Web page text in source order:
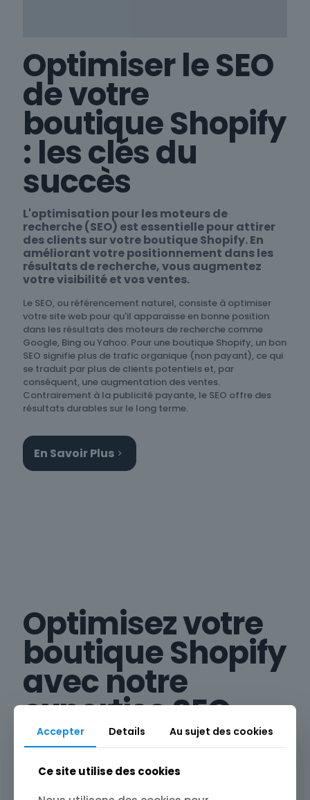
Optimiser le SEO
de votre
boutique Shopify
: les clés du
succès
L'optimisation pour les moteurs de
recherche (SEO) est essentielle pour attirer
des clients sur votre boutique Shopify. En
améliorant votre positionnement dans les
résultats de recherche, vous augmentez
votre visibilité et vos ventes.
Le SEO, ou référencement naturel, consiste à optimiser
votre site web pour qu'il apparaisse en bonne position
dans les résultats des moteurs de recherche comme
Google, Bing ou Yahoo. Pour une boutique Shopify, un bon
SEO signifie plus de trafic organique (non payant), ce qui
se traduit par plus de clients potentiels et, par
conséquent, une augmentation des ventes.
Contrairement à la publicité payante, le SEO offre des
résultats durables sur le long terme.
En Savoir Plus
Optimisez votre
boutique Shopify
avec notre
expertise SEO
Notre équipe d'experts SEO Shopify vous
améliorer le référencement naturel de votre
Accepter Details Au sujet des cookies
Ce site utilise des cookies